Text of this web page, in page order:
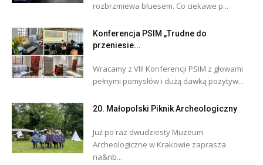
rozbrzmiewa bluesem. Co ciekawe p...
Konferencja PSIM „Trudne do
przeniesie...
Wracamy z VIII Konferencji PSIM z głowami
pełnymi pomysłów i dużą dawką pozytyw...
20. Małopolski Piknik Archeologiczny
Już po raz dwudziesty Muzeum
Archeologiczne w Krakowie zaprasza
na&nb...